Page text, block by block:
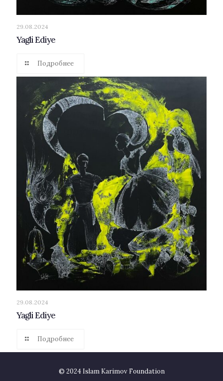
29.08.2024
Yagli Ediye
Подробнее
29.08.2024
Yagli Ediye
Подробнее
© 2024 Islam Karimov Foundation